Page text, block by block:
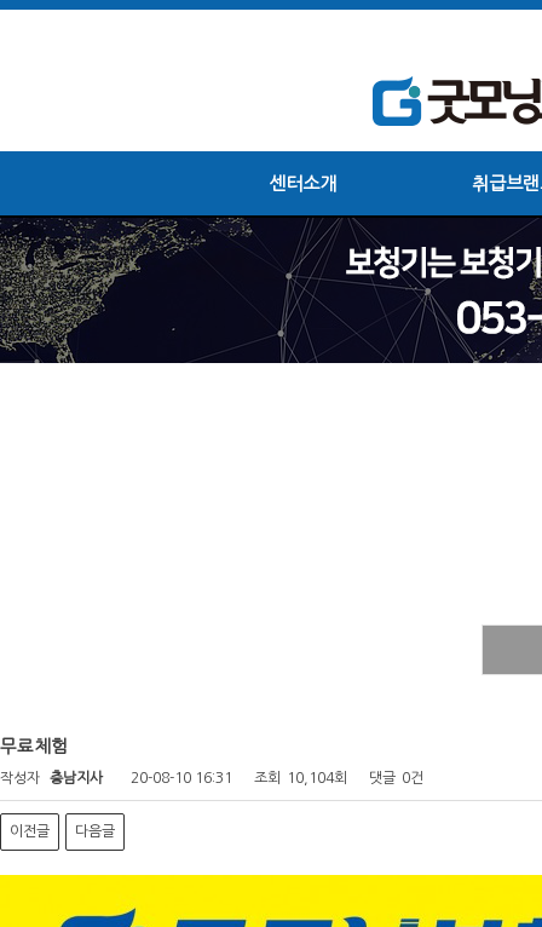
센터소개 취급브
무료체험
작성자 충남지사 20-08-10 16:31 조회 10,104회 댓글 0건
이전글 다음글